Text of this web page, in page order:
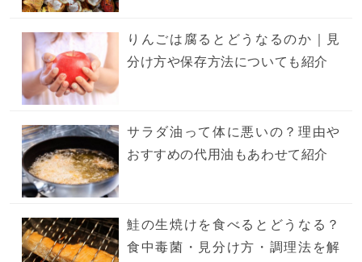
りんごは腐るとどうなるのか｜見
分け方や保存方法についても紹介
サラダ油って体に悪いの？理由や
おすすめの代用油もあわせて紹介
鮭の生焼けを食べるとどうなる？
食中毒菌・見分け方・調理法を解